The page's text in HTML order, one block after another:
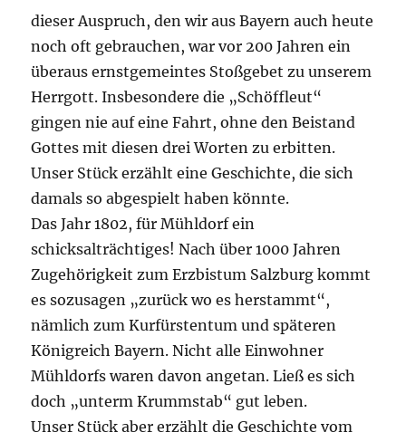
dieser Auspruch, den wir aus Bayern auch heute
noch oft gebrauchen, war vor 200 Jahren ein
überaus ernstgemeintes Stoßgebet zu unserem
Herrgott. Insbesondere die „Schöffleut“
gingen nie auf eine Fahrt, ohne den Beistand
Gottes mit diesen drei Worten zu erbitten.
Unser Stück erzählt eine Geschichte, die sich
damals so abgespielt haben könnte.
Das Jahr 1802, für Mühldorf ein
schicksalträchtiges! Nach über 1000 Jahren
Zugehörigkeit zum Erzbistum Salzburg kommt
es sozusagen „zurück wo es herstammt“,
nämlich zum Kurfürstentum und späteren
Königreich Bayern. Nicht alle Einwohner
Mühldorfs waren davon angetan. Ließ es sich
doch „unterm Krummstab“ gut leben.
Unser Stück aber erzählt die Geschichte vom